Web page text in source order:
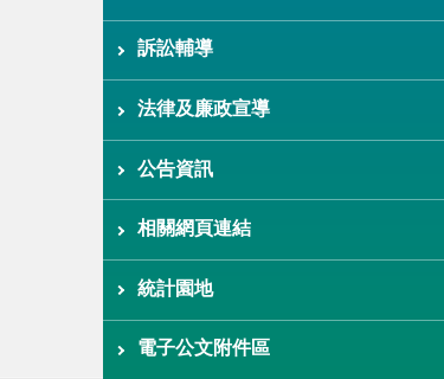
訴訟輔導
法律及廉政宣導
公告資訊
相關網頁連結
統計園地
電子公文附件區